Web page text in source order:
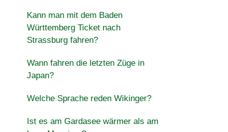
Kann man mit dem Baden
Württemberg Ticket nach
Strassburg fahren?
Wann fahren die letzten Züge in
Japan?
Welche Sprache reden Wikinger?
Ist es am Gardasee wärmer als am